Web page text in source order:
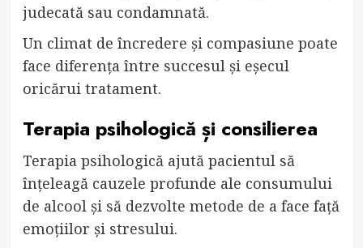
judecată sau condamnată.
Un climat de încredere și compasiune poate
face diferența între succesul și eșecul
oricărui tratament.
Terapia psihologică și consilierea
Terapia psihologică ajută pacientul să
înțeleagă cauzele profunde ale consumului
de alcool și să dezvolte metode de a face față
emoțiilor și stresului.